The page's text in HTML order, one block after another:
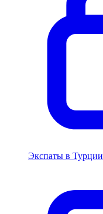
Экспаты в Турции